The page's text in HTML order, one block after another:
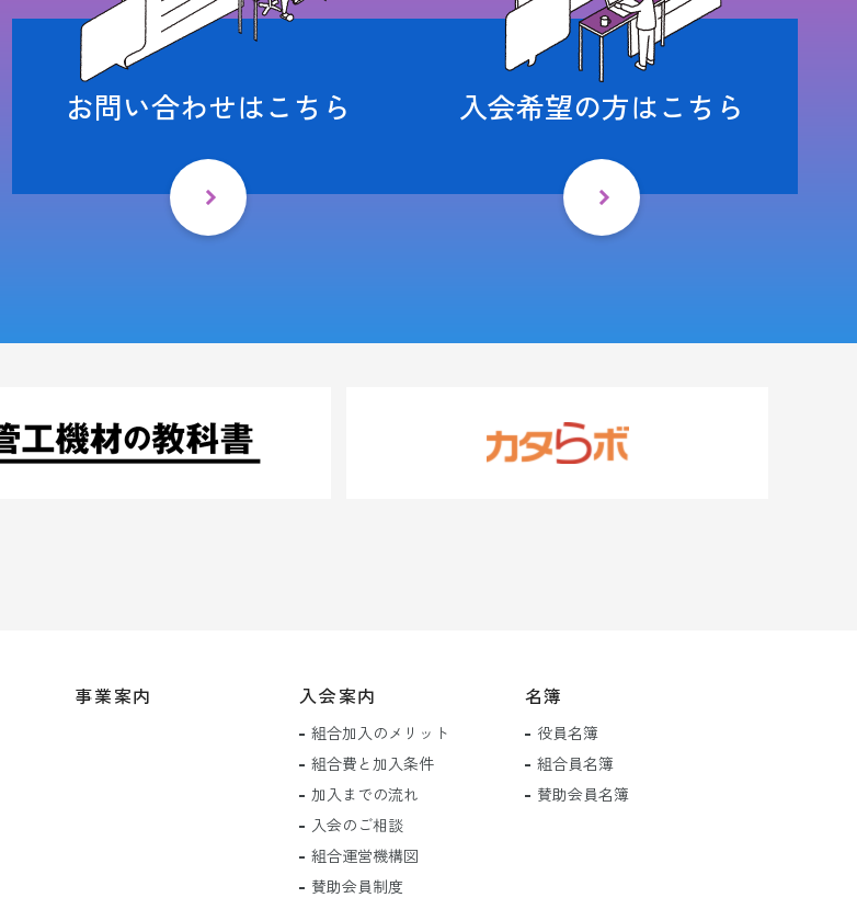
お問い合わせはこちら 入会希望の方はこちら
事業案内 入会案内
組合加入のメリット
組合費と加入条件
加入までの流れ
入会のご相談
組合運営機構図
賛助会員制度
名簿
役員名簿
組合員名簿
賛助会員名簿